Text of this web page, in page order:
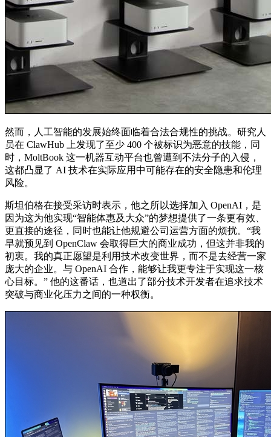
然而，人工智能的发展始终面临着合法合规性的挑战。研究人
员在 ClawHub 上发现了至少 400 个被标识为恶意的技能，同
时，MoltBook 这一机器互动平台也曾遭到不法分子的入侵，
这都凸显了 AI 技术在实际应用中可能存在的安全隐患和伦理
风险。
斯坦伯格在接受采访时表示，他之所以选择加入 OpenAI，是
因为这为他实现“智能体惠及大众”的梦想提供了一条更有效、
更直接的途径，同时也能让他规避公司运营方面的烦扰。“我
早就预见到 OpenClaw 会取得巨大的商业成功，但这并非我的
初衷。我的真正愿望是利用技术改变世界，而不是去经营一家
庞大的企业。与 OpenAI 合作，能够让我更专注于实现这一核
心目标。” 他的这番话，也道出了部分技术开发者在追求技术
突破与商业化压力之间的一种权衡。